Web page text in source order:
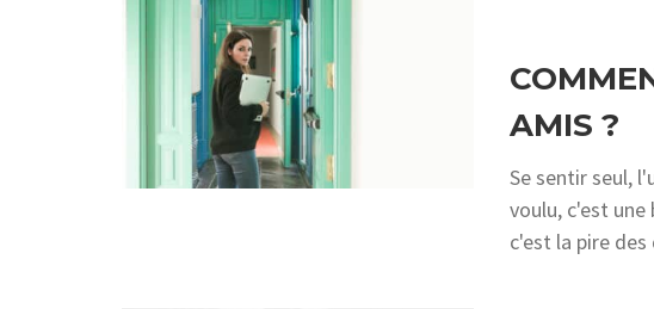
AMIS ?
Se sentir seul,
voulu, c'est une
c'est la pire des